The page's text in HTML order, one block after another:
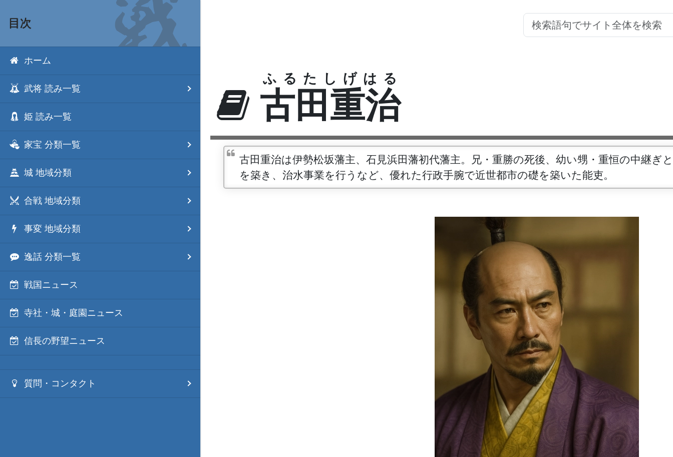
目次
ホーム
武将 読み一覧
姫 読み一覧
家宝 分類一覧
城 地域分類
合戦 地域分類
事変 地域分類
逸話 分類一覧
戦国ニュース
寺社・城・庭園ニュース
信長の野望ニュース
質問・コンタクト
古田重治
ふるたしげはる
古田重治は伊勢松坂藩主、石見浜田藩初代藩主。兄・重勝の死後、幼い甥・重恒の中継ぎ
を築き、治水事業を行うなど、優れた行政手腕で近世都市の礎を築いた能吏。